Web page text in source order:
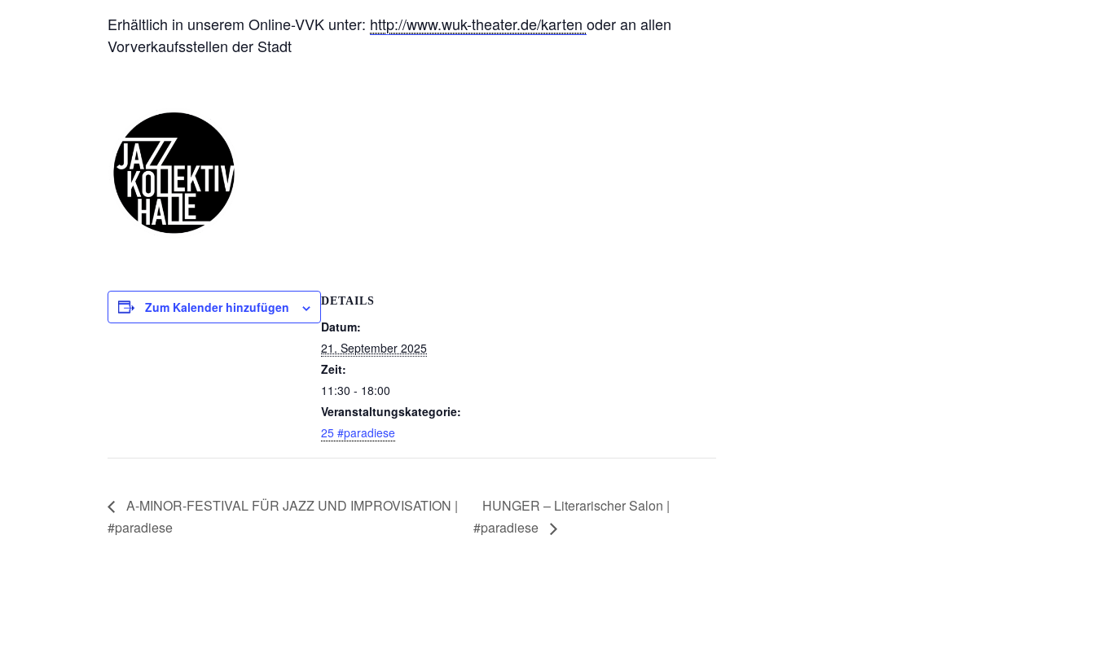
Erhältlich in unserem Online-VVK unter: http://www.wuk-theater.de/karten oder an allen
Vorverkaufsstellen der Stadt
Zum Kalender hinzufügen DETAILS
Datum:
21. September 2025
Zeit:
11:30 - 18:00
Veranstaltungskategorie:
25 #paradiese
A-MINOR-FESTIVAL FÜR JAZZ UND IMPROVISATION |
#paradiese
HUNGER – Literarischer Salon |
#paradiese